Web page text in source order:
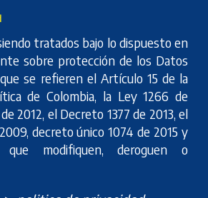
tratados bajo lo dispuesto en
sobre protección de los Datos
se refieren el Artículo 15 de la
de Colombia, la Ley 1266 de
2012, el Decreto 1377 de 2013, el
decreto único 1074 de 2015 y
que modifiquen, deroguen o